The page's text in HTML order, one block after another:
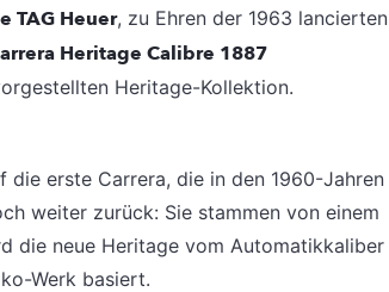
TAG Heuer, zu Ehren der 1963 lancierten
Heritage Calibre 1887
Heritage-Kollektion.
die erste Carrera, die in den 1960-Jahren
weiter zurück: Sie stammen von einem
die neue Heritage vom Automatikkaliber
Werk basiert.